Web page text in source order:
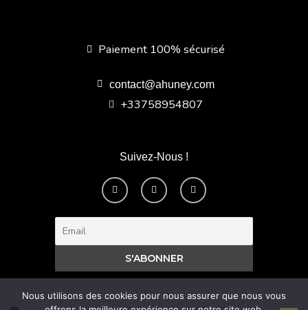
Suivez-Nous !
F
a
c
b
k
I
n
s
a
a
m
Y
o
u
u
Paiement 100% sécurisé
contact@ahuney.com
+33758954807
Nous utilisons des cookies pour nous assurer que nous vous